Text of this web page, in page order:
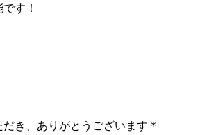
す！
だき、ありがとうございます＊